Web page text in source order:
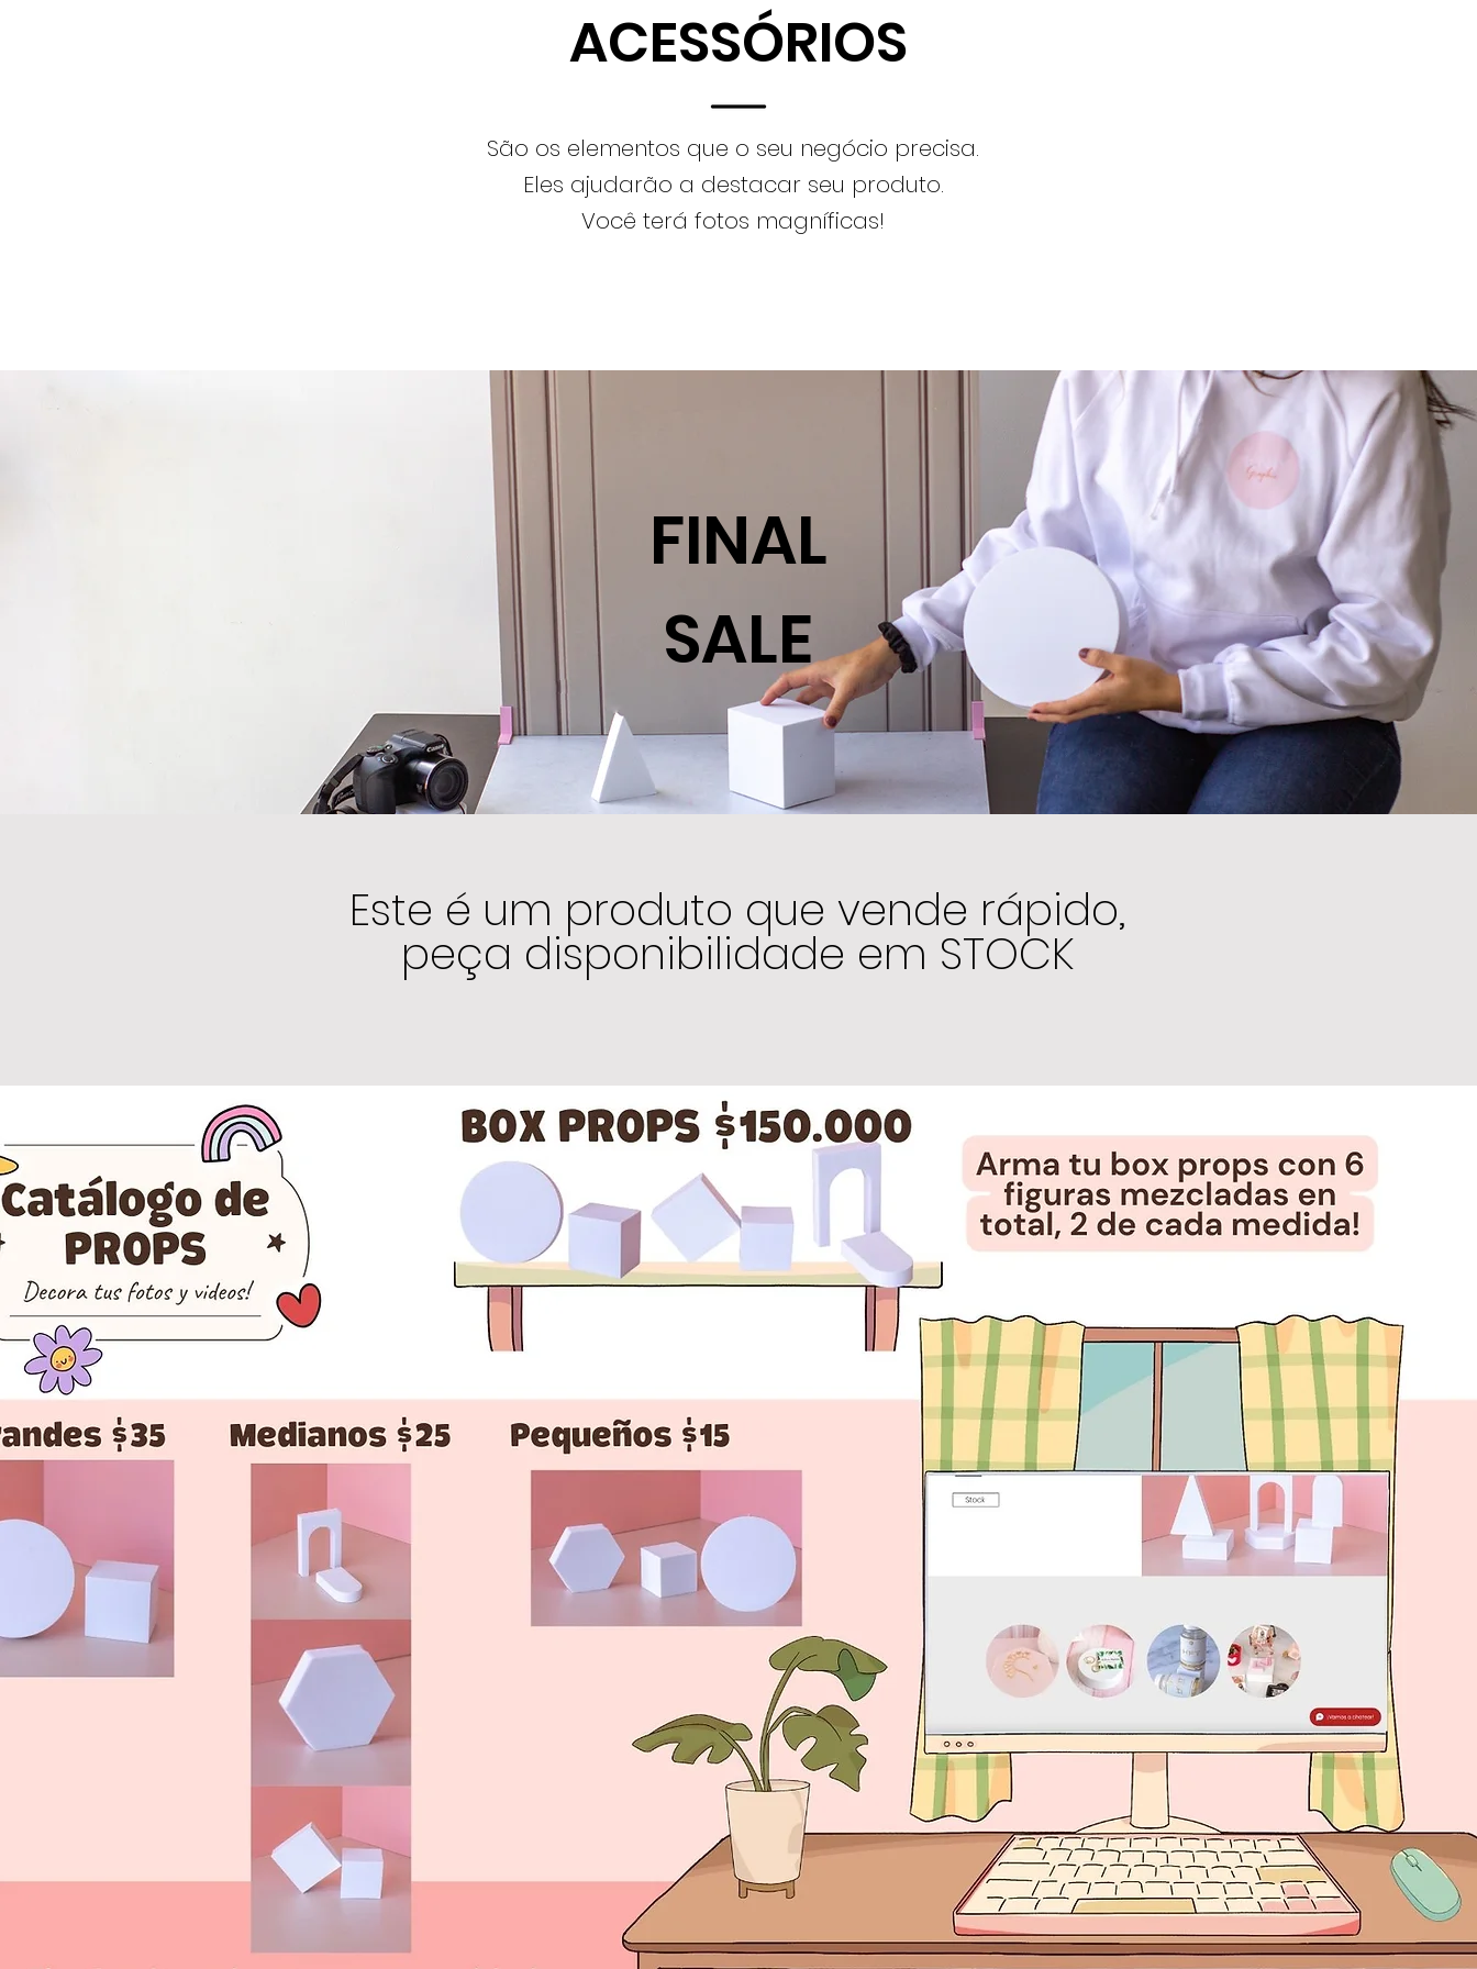
ACESSÓRIOS
São os elementos que o seu negócio precisa.
Eles ajudarão a destacar seu produto.
Você terá fotos magníficas!
FINAL
SALE
Este é um produto que vende rápido,
peça disponibilidade em STOCK